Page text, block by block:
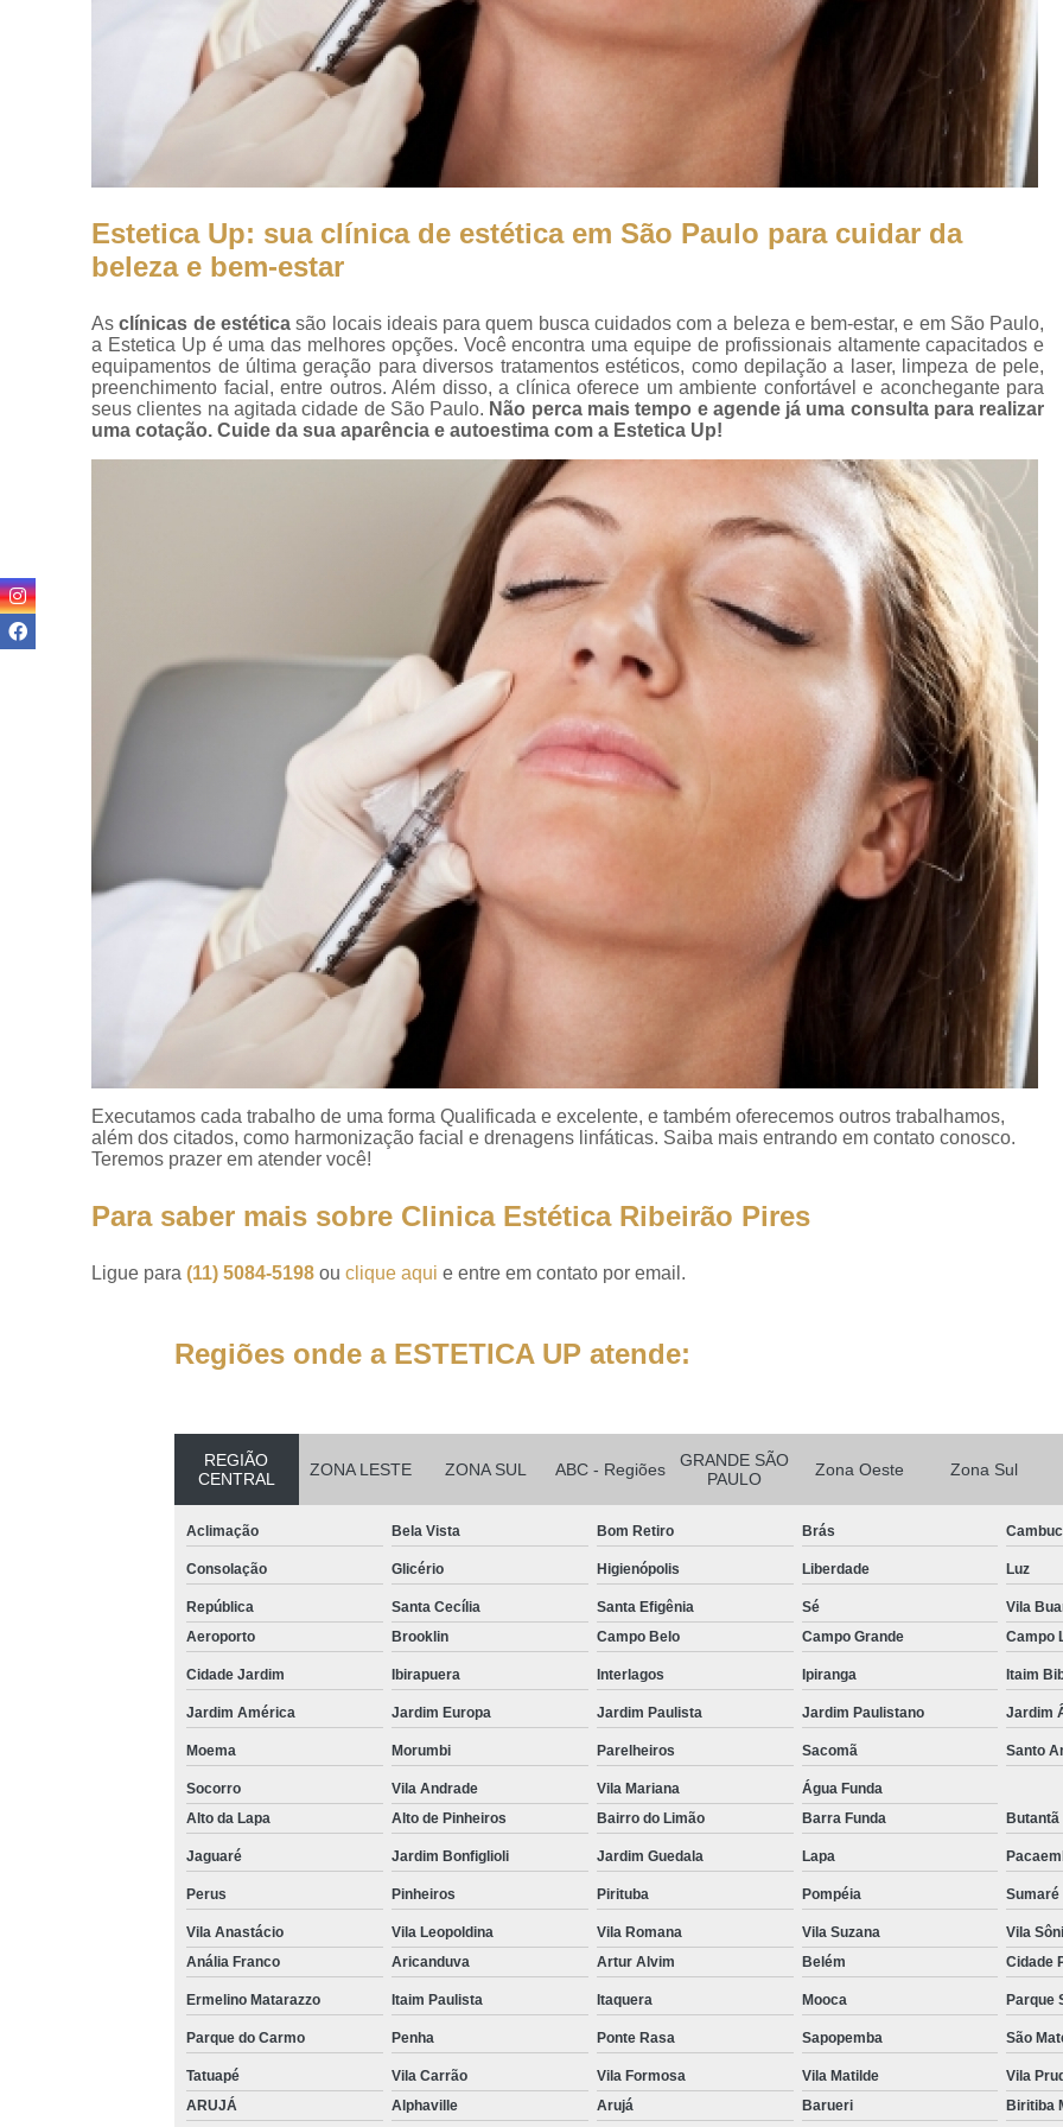
Bioestimulador no Gluteo
Bioestimulador para
Bioestimuladores para
Bioestimulador de Colageno
Bioestimulador de Colageno na
Bioestimulador de Colageno
Bioestimulador de Colágeno no
Clínica de Estética Corrente
Clínica de
Clínica de
Clínica de
Clínica de
Clínica de
Clínica de
Clínica de Estética para
Clinica de
Clinica de Estetica para Tirar
Clinica Estética
Clinicas de Estética Perto
Clínica de Estética
Clínica Estética
Clínica de
Clínica de Preenchimento com
Clínica Estética
Clínica para Preenchimento no
Endolaser Corporal
Endolaser para Gordura
Endolaser
Harmonização Facial com ácido
Harmonização Facial em
Harmonização Facial Maçã
Harmonização Facial
Harmonização Facial ácido
Harmonização Facial em
Harmonização Facial
Harmonização no Rosto
Procedimento
Peeling Químico com
Peeling Químico para Acne
Estetica Up: sua clínica de estética em São Paulo para cuidar da
beleza e bem-estar
Asclínicas de estética são locais ideais para quem busca cuidados com a beleza e bem-estar, e em São Paulo,
a Estetica Up é uma das melhores opções. Você encontra uma equipe de profissionais altamente capacitados e
equipamentos de última geração para diversos tratamentos estéticos, como depilação a laser, limpeza de pele,
preenchimento facial, entre outros. Além disso, a clínica oferece um ambiente confortável e aconchegante para
seus clientes na agitada cidade de São Paulo. Não perca mais tempo e agende já uma consulta para realizar
uma cotação. Cuide da sua aparência e autoestima com a Estetica Up!
Executamos cada trabalho de uma forma Qualificada e excelente, e também oferecemos outros trabalhamos,
além dos citados, como harmonização facial e drenagens linfáticas. Saiba mais entrando em contato conosco.
Teremos prazer em atender você!
Para saber mais sobre Clinica Estética Ribeirão Pires
Ligue para(11) 5084-5198ouclique aqui e entre em contato por email.
Regiões onde a ESTETICA UP atende:
REGIÃO
CENTRAL
ZONA LESTE ZONA SUL ABC - Regiões
GRANDE SÃO
PAULO
Zona Oeste Zona Sul
Aclimação Bela Vista Bom Retiro Brás
Consolação Glicério Higienópolis Liberdade Luz
República Santa Cecília Santa Efigênia Sé
Vila
Aeroporto
Brooklin Campo Belo Campo Grande Campo
Cidade Jardim Ibirapuera Interlagos Ipiranga Itaim
Jardim América Jardim Europa Jardim Paulista Jardim Paulistano Jardim
Moema Morumbi Parelheiros Sacomã Santo
Socorro Vila Andrade Vila Mariana
Água Funda
Alto da Lapa
Alto de Pinheiros Bairro do Limão Barra Funda Butantã
Jaguaré Jardim Bonfiglioli Jardim Guedala Lapa
Perus Pinheiros Pirituba Pompéia Sumaré
Vila Anastácio Vila Leopoldina Vila Romana Vila Suzana Vila
Anália Franco
Aricanduva Artur Alvim Belém Cidade
Ermelino Matarazzo Itaim Paulista Itaquera Mooca Parque
Parque do Carmo Penha Ponte Rasa Sapopemba São
Tatuapé Vila Carrão Vila Formosa Vila Matilde Vila
ARUJÁ
Alphaville Arujá Barueri Biritiba